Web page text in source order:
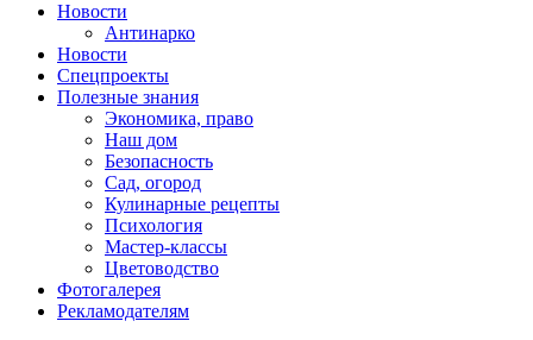
Новости
Антинарко
Новости
Спецпроекты
Полезные знания
Экономика, право
Наш дом
Безопасность
Сад, огород
Кулинарные рецепты
Психология
Мастер-классы
Цветоводство
Фотогалерея
Рекламодателям